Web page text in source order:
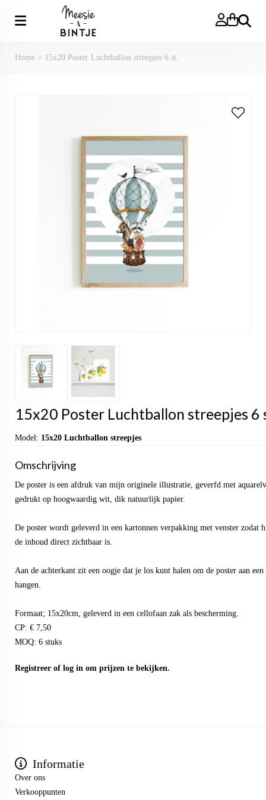
Zoeken
Home > 15x20 Poster Luchtballon streepjes 6 st.
15x20 Poster Luchtballon streepjes 6
Model: 15x20 Luchtballon streepjes
Omschrijving
De poster is een afdruk van mijn originele illustratie, geverfd met
gedrukt op hoogwaardig wit, dik natuurlijk papier.
De poster wordt geleverd in een kartonnen verpakking met venster
de inhoud direct zichtbaar is.
Aan de achterkant zit een oogje dat je los kunt halen om de poster aan
hangen.
Formaat; 15x20cm, geleverd in een cellofaan zak als bescherming.
CP: € 7,50
MOQ: 6 stuks
Registreer of log in om prijzen te bekijken.
Informatie
Over ons
Verkooppunten